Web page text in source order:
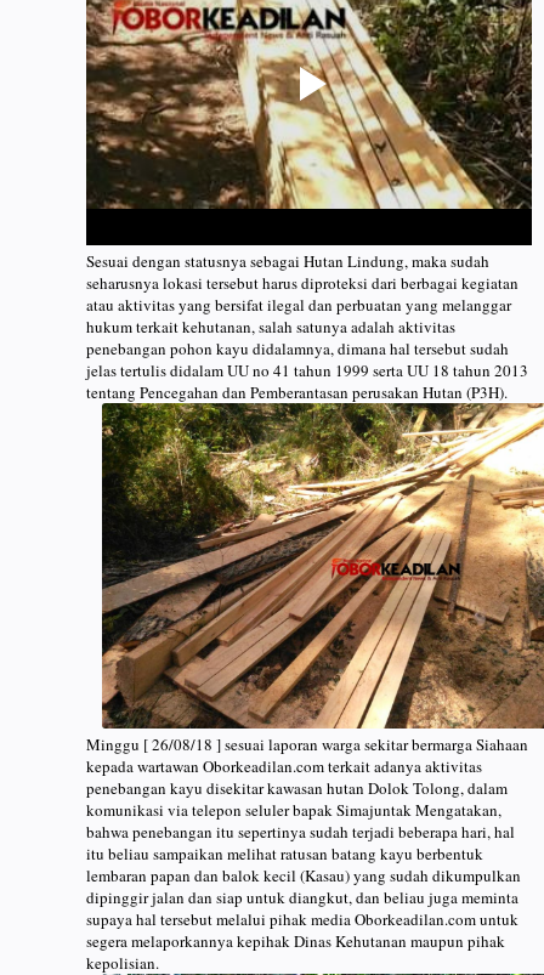
Sesuai dengan statusnya sebagai Hutan Lindung, maka sudah
seharusnya lokasi tersebut harus diproteksi dari berbagai kegiatan
atau aktivitas yang bersifat ilegal dan perbuatan yang melanggar
hukum terkait kehutanan, salah satunya adalah aktivitas
penebangan pohon kayu didalamnya, dimana hal tersebut sudah
jelas tertulis didalam UU no 41 tahun 1999 serta UU 18 tahun 2013
tentang Pencegahan dan Pemberantasan perusakan Hutan (P3H).
Minggu [ 26/08/18 ] sesuai laporan warga sekitar bermarga Siahaan
kepada wartawan Oborkeadilan.com terkait adanya aktivitas
penebangan kayu disekitar kawasan hutan Dolok Tolong, dalam
komunikasi via telepon seluler bapak Simajuntak Mengatakan,
bahwa penebangan itu sepertinya sudah terjadi beberapa hari, hal
itu beliau sampaikan melihat ratusan batang kayu berbentuk
lembaran papan dan balok kecil (Kasau) yang sudah dikumpulkan
dipinggir jalan dan siap untuk diangkut, dan beliau juga meminta
supaya hal tersebut melalui pihak media Oborkeadilan.com untuk
segera melaporkannya kepihak Dinas Kehutanan maupun pihak
kepolisian.